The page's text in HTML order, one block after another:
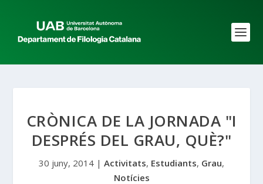
CRÒNICA DE LA JORNADA "I
DESPRÉS DEL GRAU, QUÈ?"
30 juny, 2014 | Activitats, Estudiants, Grau,
Notícies